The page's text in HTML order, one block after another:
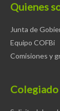
Quienes
Junta de
Equipo COFBi
Comisiones y
Colegiado